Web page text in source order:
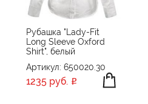
Рубашка "Lady-Fit
Long Sleeve Oxford
Shirt", белый
Артикул: 650020.30
1235 руб.